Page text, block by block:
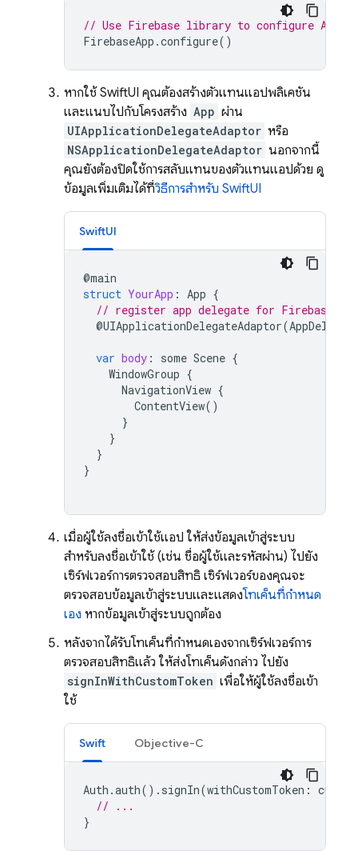
// Use Firebase library to configure APIs
FirebaseApp .configure()
หากใช้ SwiftUI คุณต้องสร้างตัวแทนแอปพลิเคชัน
และแนบไปกับโครงสร้าง App ผ่าน
UIApplicationDelegateAdaptor หรือ
NSApplicationDelegateAdaptor นอกจากนี้
คุณยังต้องปิดใช้การสลับแทนของตัวแทนแอปด้วย ดู
ข้อมูลเพิ่มเติมได้ที่วิธีการสำหรับ SwiftUI
SwiftUI
@main
struct YourApp : App {
// register app delegate for Firebase
@UIApplicationDelegateAdaptor(
var body : some Scene {
WindowGroup {
NavigationView {
ContentView()
}
}
}
}
เมื่อผู้ใช้ลงชื่อเข้าใช้แอป ให้ส่งข้อมูลเข้าสู่ระบบ
สำหรับลงชื่อเข้าใช้ (เช่น ชื่อผู้ใช้และรหัสผ่าน) ไปยัง
เซิร์ฟเวอร์การตรวจสอบสิทธิ์ เซิร์ฟเวอร์ของคุณจะ
ตรวจสอบข้อมูลเข้าสู่ระบบและแสดงโทเค็นที่กำหนด
เอง หากข้อมูลเข้าสู่ระบบถูกต้อง
หลังจากได้รับโทเค็นที่กำหนดเองจากเซิร์ฟเวอร์การ
ตรวจสอบสิทธิ์แล้ว ให้ส่งโทเค็นดังกล่าว ไปยัง
signInWithCustomToken เพื่อให้ผู้ใช้ลงชื่อเข้า
ใช้
Swift Objective-C
Auth .auth(). signIn(withCustomToken :
// ...
}